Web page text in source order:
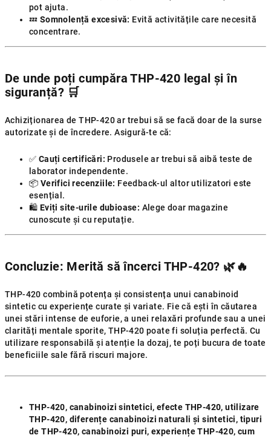
pot ajuta.
💤 Somnolență excesivă: Evită activitățile care necesită
concentrare.
De unde poți cumpăra THP-420 legal și în
siguranță? 🛒
Achiziționarea de THP-420 ar trebui să se facă doar de la surse
autorizate și de încredere. Asigură-te că:
✅ Cauți certificări: Produsele ar trebui să aibă teste de
laborator independente.
📦 Verifici recenziile: Feedback-ul altor utilizatori este
esențial.
🛍️ Eviți site-urile dubioase: Alege doar magazine
cunoscute și cu reputație.
Concluzie: Merită să încerci THP-420? 🌿🔥
THP-420 combină potența și consistența unui canabinoid
sintetic cu experiențe curate și variate. Fie că ești în căutarea
unei stări intense de euforie, a unei relaxări profunde sau a unei
clarități mentale sporite, THP-420 poate fi soluția perfectă. Cu
utilizare responsabilă și atenție la dozaj, te poți bucura de toate
beneficiile sale fără riscuri majore.
THP-420, canabinoizi sintetici, efecte THP-420, utilizare
THP-420, diferențe canabinoizi naturali și sintetici, tipuri
de THP-420, canabinoizi puri, experiențe THP-420, cum